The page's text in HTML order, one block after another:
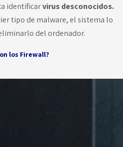
identificarvirus desconocidos.
tipo de malware, el sistema lo
del ordenador.
los Firewall?